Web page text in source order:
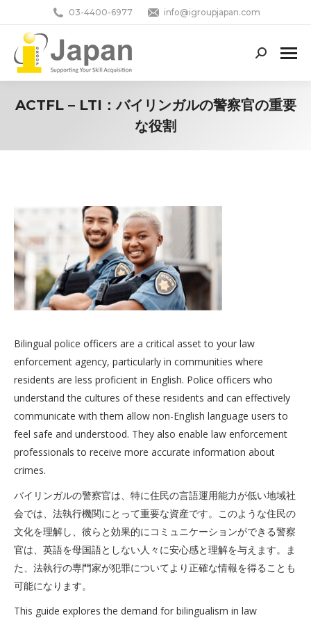
03-4400-6977 info@igroupjapan.com
Search:
ACTFL – LTI：バイリンガルの警察官の重要
な役割
Bilingual police officers are a critical asset to your law
enforcement agency, particularly in communities where
residents are less proficient in English. Police officers who
understand the cultures of these residents and can effectively
communicate with them allow non-English language users to
feel safe and understood. They also enable law enforcement
professionals to receive more accurate information about
crimes.
バイリンガルの警察官は、特に住民の言語運用能力が低い地域社
会では、法執行機関にとって重要な資産です。このような住民の
文化を理解し、彼らと効果的にコミュニケーションができる警察
官は、英語を母国語としない人々に安心感と理解を与えます。ま
た、法執行の専門家が犯罪についてより正確な情報を得ることも
可能になります。
This guide explores the demand for bilingualism in law